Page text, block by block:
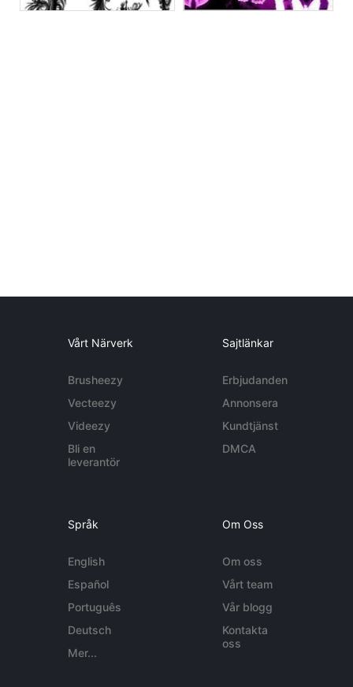
Vårt Närverk
Brusheezy
Vecteezy
Videezy
Bli en
leverantör
Sajtlänkar
Erbjudanden
Annonsera
Kundtjänst
DMCA
Språk
English
Español
Português
Deutsch
Mer...
Om Oss
Om oss
Vårt team
Vår blogg
Kontakta
oss